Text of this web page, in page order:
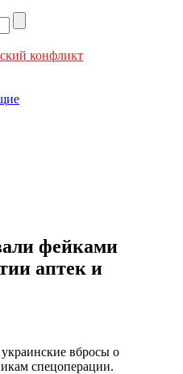
конфликт
фейками
аптек и
вбросы о
спецоперации.